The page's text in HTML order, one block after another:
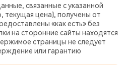
связанные с указанной
текущая цена), получены от
«как есть» без
на сторонние сайты находятся
страницы не следует
или гарантию